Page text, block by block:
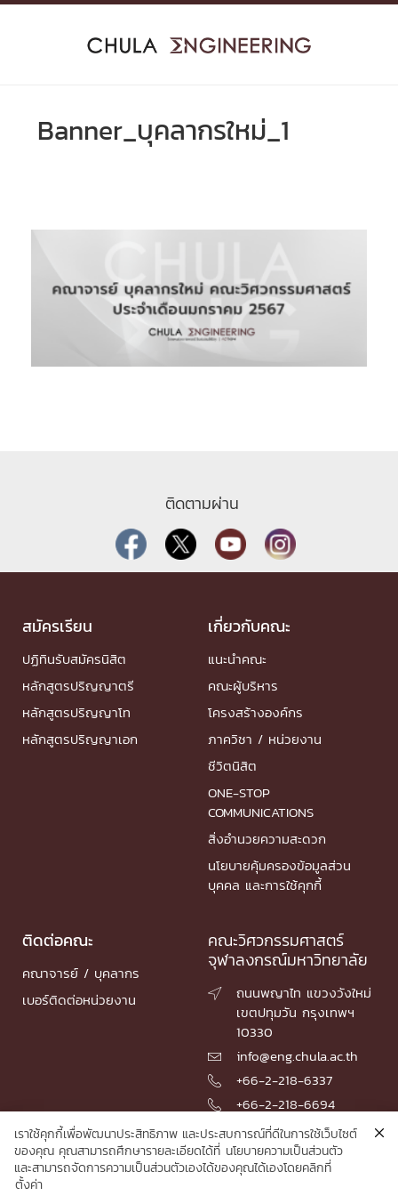
Skip
Banner_บุคลากรใหม่_1
ติดตามผ่าน
สมัครเรียน
ปฏิทินรับสมัครนิสิต
หลักสูตรปริญญาตรี
หลักสูตรปริญญาโท
หลักสูตรปริญญาเอก
เกี่ยวกับคณะ
แนะนำคณะ
คณะผู้บริหาร
โครงสร้างองค์กร
ภาควิชา / หน่วยงาน
ชีวิตนิสิต
ONE-STOP
COMMUNICATIONS
สิ่งอำนวยความสะดวก
นโยบายคุ้มครองข้อมูลส่วน
บุคคล และการใช้คุกกี้
ติดต่อคณะ
คณาจารย์ / บุคลากร
เบอร์ติดต่อหน่วยงาน
คณะวิศวกรรมศาสตร์
จุฬาลงกรณ์มหาวิทยาลัย

ถนนพญาไท แขวงวังใหม่
เขตปทุมวัน กรุงเทพฯ
10330
 info@eng.chula.ac.th
 +66-2-218-6337
 +66-2-218-6694
© 2026 Faculty of Engineering, Chulalongkorn University
เราใช้คุกกี้เพื่อพัฒนาประสิทธิภาพ และประสบการณ์ที่ดีในการใช้เว็บไซต์
ของคุณ คุณสามารถศึกษารายละเอียดได้ที่ นโยบายความเป็นส่วนตัว
และสามารถจัดการความเป็นส่วนตัวเองได้ของคุณได้เองโดยคลิกที่
ตั้งค่า